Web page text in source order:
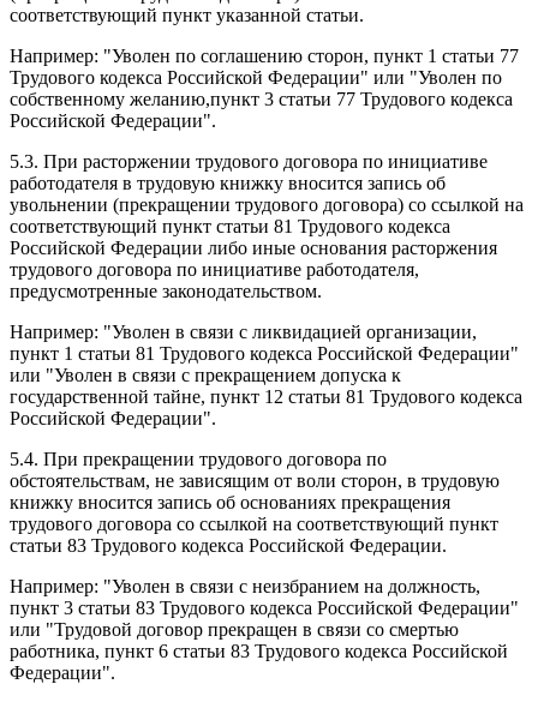
соответствующий пункт указанной статьи.
Например: "Уволен по соглашению сторон, пункт 1 статьи 77
Трудового кодекса Российской Федерации" или "Уволен по
собственному желанию,пункт 3 статьи 77 Трудового кодекса
Российской Федерации".
5.3. При расторжении трудового договора по инициативе
работодателя в трудовую книжку вносится запись об
увольнении (прекращении трудового договора) со ссылкой на
соответствующий пункт статьи 81 Трудового кодекса
Российской Федерации либо иные основания расторжения
трудового договора по инициативе работодателя,
предусмотренные законодательством.
Например: "Уволен в связи с ликвидацией организации,
пункт 1 статьи 81 Трудового кодекса Российской Федерации"
или "Уволен в связи с прекращением допуска к
государственной тайне, пункт 12 статьи 81 Трудового кодекса
Российской Федерации".
5.4. При прекращении трудового договора по
обстоятельствам, не зависящим от воли сторон, в трудовую
книжку вносится запись об основаниях прекращения
трудового договора со ссылкой на соответствующий пункт
статьи 83 Трудового кодекса Российской Федерации.
Например: "Уволен в связи с неизбранием на должность,
пункт 3 статьи 83 Трудового кодекса Российской Федерации"
или "Трудовой договор прекращен в связи со смертью
работника, пункт 6 статьи 83 Трудового кодекса Российской
Федерации".